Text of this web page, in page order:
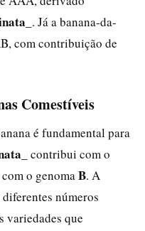
. Já a banana-da-
com contribuição de
Comestíveis
é fundamental para
contribui com o
com o genoma B. A
números
variedades que